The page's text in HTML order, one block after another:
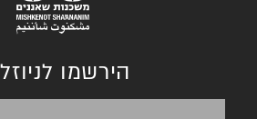
הירשמו